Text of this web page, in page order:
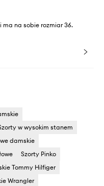
ma na sobie rozmiar 36.
w wysokim stanem
damskie
Szorty Pinko
Tommy Hilfiger
Wrangler